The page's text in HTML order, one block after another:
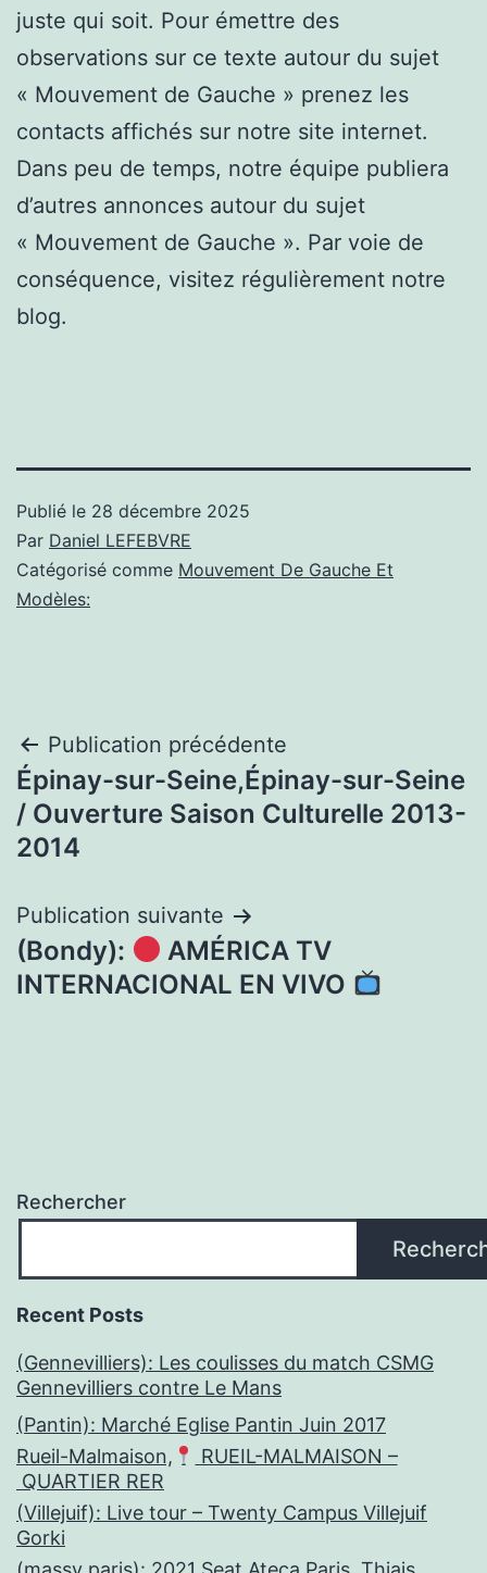
juste qui soit. Pour émettre des
observations sur ce texte autour du sujet
« Mouvement de Gauche » prenez les
contacts affichés sur notre site internet.
Dans peu de temps, notre équipe publiera
d’autres annonces autour du sujet
« Mouvement de Gauche ». Par voie de
conséquence, visitez régulièrement notre
blog.
Publié le 28 décembre 2025
Par Daniel LEFEBVRE
Catégorisé comme Mouvement De Gauche Et
Modèles:
Navigation
de
l’article
Publication précédente
Épinay-sur-Seine,Épinay-sur-Seine
/ Ouverture Saison Culturelle 2013-
2014
Publication suivante
(Bondy):
AMÉRICA TV
INTERNACIONAL EN VIVO
Rechercher
Recent Posts
(Gennevilliers): Les coulisses du match CSMG
Gennevilliers contre Le Mans
(Pantin): Marché Eglise Pantin Juin 2017
Rueil-Malmaison,
RUEIL-MALMAISON –
QUARTIER RER
(Villejuif): Live tour – Twenty Campus Villejuif
Gorki